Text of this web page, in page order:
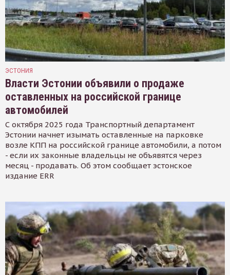
ЭСТОНИЯ
Власти Эстонии объявили о продаже
оставленных на российской границе
автомобилей
С октября 2025 года Транспортный департамент
Эстонии начнет изымать оставленные на парковке
возле КПП на российской границе автомобили, а потом
- если их законные владельцы не объявятся через
месяц - продавать. Об этом сообщает эстонское
издание ERR